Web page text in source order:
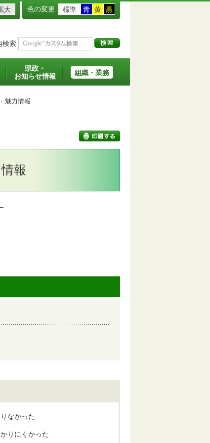
大 色の変更 標準 青 黄 黒
検索
県政・
お知らせ情報
組織・業務
魅力情報
報
なかった
りにくかった